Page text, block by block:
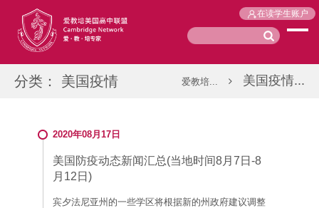
在读学生账户
分类： 美国疫情 爱教培... 美国疫情...
2020年08月17日
美国防疫动态新闻汇总(当地时间8月7日-8
月12日)
宾夕法尼亚州的一些学区将根据新的州政府建议调整